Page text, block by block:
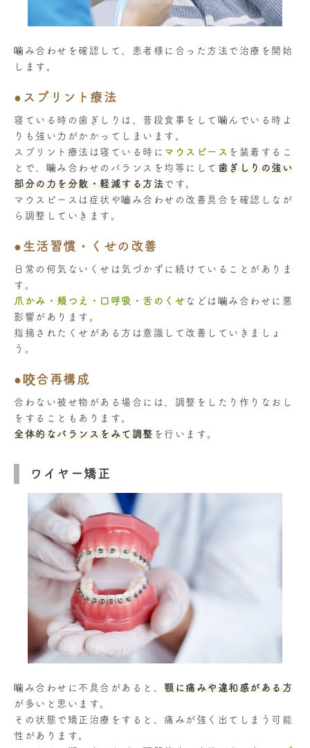
噛み合わせを確認して、患者様に合った方法で治療を開始
します。
●スプリント療法
寝ている時の歯ぎしりは、普段食事をして噛んでいる時よ
りも強い力がかかってしまいます。
スプリント療法は寝ている時に マウスピース を装着するこ
とで、噛み合わせのバランスを均等にして 歯ぎしりの強い
部分の力を分散・軽減する方法です。
マウスピースは症状や嚙み合わせの改善具合を確認しなが
ら調整していきます。
●生活習慣・くせの改善
日常の何気ないくせは気づかずに続けていることがありま
す。
爪かみ・頬つえ・口呼吸・舌のくせ などは噛み合わせに悪
影響があります。
指摘されたくせがある方は意識して改善していきましょ
う。
●咬合再構成
合わない被せ物がある場合には、調整をしたり作りなおし
をすることもあります。
全体的なバランスをみて調整を行います。
ワイヤー矯正
噛み合わせに不具合があると、 顎に痛みや違和感がある方
が多いと思います。
その状態で矯正治療をすると、痛みが強く出てしまう可能
性があります。